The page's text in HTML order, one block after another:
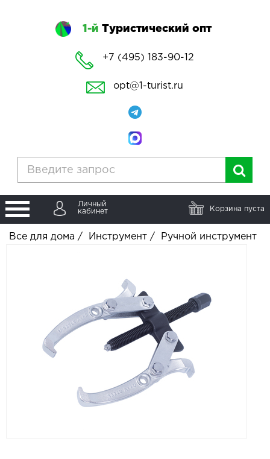
1-й Туристический опт
+7 (495) 183-90-12
opt@1-turist.ru
Личный
кабинет
Корзина пуста
Все для дома / Инструмент / Ручной инструмент